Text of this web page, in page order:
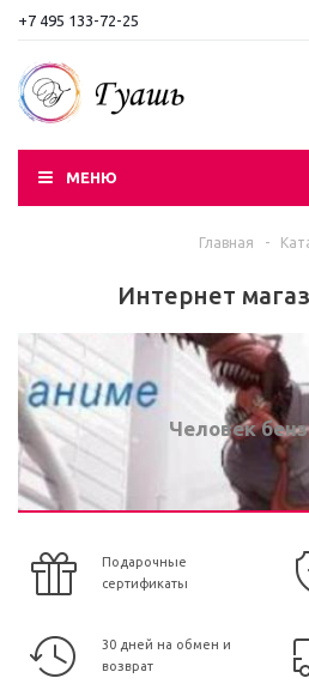
+7 495 133-72-25
МЕНЮ
Главная -
Интернет
Человек
Подарочные
сертификаты
30 дней на обмен и
возврат